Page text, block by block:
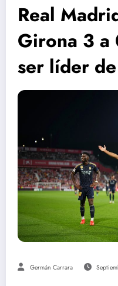
Real
Girona 3 a
ser líder
Germán Carrara